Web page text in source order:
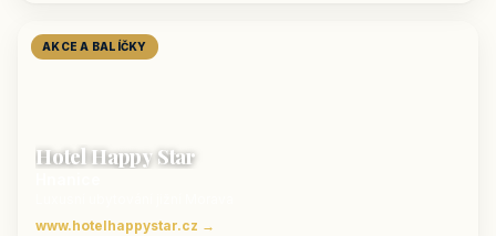
AKCE A BALÍČKY
Hotel Happy Star
www.hotelhappystar.cz →